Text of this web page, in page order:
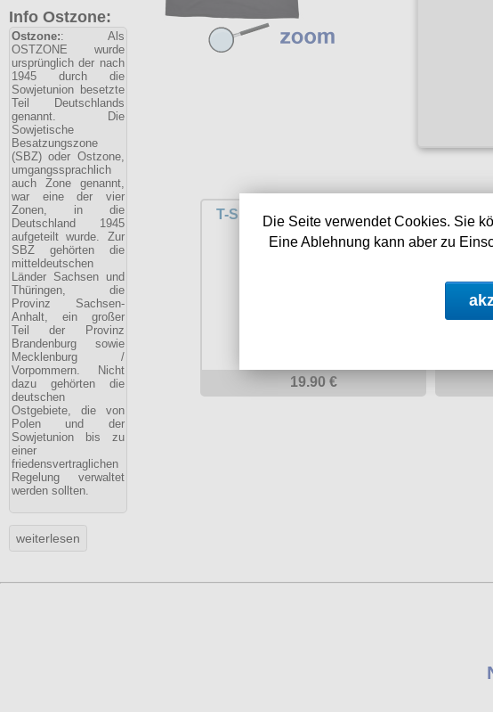
Info Ostzone:
Ostzone:: Als
OSTZONE wurde
ursprünglich der nach
1945 durch die
Sowjetunion besetzte
Teil Deutschlands
genannt. Die
Sowjetische
Besatzungszone
(SBZ) oder Ostzone,
umgangssprachlich
auch Zone genannt,
war eine der vier
Zonen, in die
Deutschland 1945
aufgeteilt wurde. Zur
SBZ gehörten die
mitteldeutschen
Länder Sachsen und
Thüringen, die
Provinz Sachsen-
Anhalt, ein großer
Teil der Provinz
Brandenburg sowie
Mecklenburg /
Vorpommern. Nicht
dazu gehörten die
deutschen
Ostgebiete, die von
Polen und der
Sowjetunion bis zu
einer
friedensvertraglichen
Regelung verwaltet
werden sollten.
T-Shirt Asoziale Randgruppe
19.90 €
Die Seite verwendet Cookies. Sie
Eine Ablehnung kann aber zu